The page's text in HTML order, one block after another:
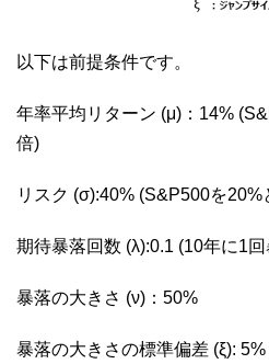
以下は前提条件です。
年率平均リターン (μ)：14%
倍)
リスク (σ):40% (S&P500を
期待暴落回数 (λ):0.1 (10年に1
暴落の大きさ (ν)：50%
暴落の大きさの標準偏差 (ξ): 5%